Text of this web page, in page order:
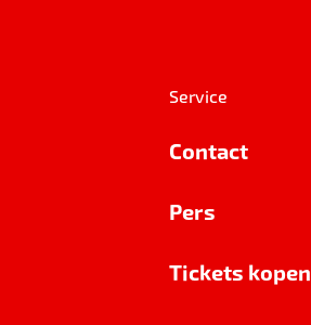
Service
Contact
Pers
Tickets kopen